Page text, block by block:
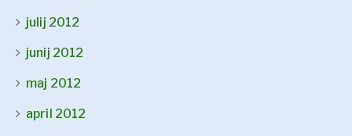
julij 2012
junij 2012
maj 2012
april 2012